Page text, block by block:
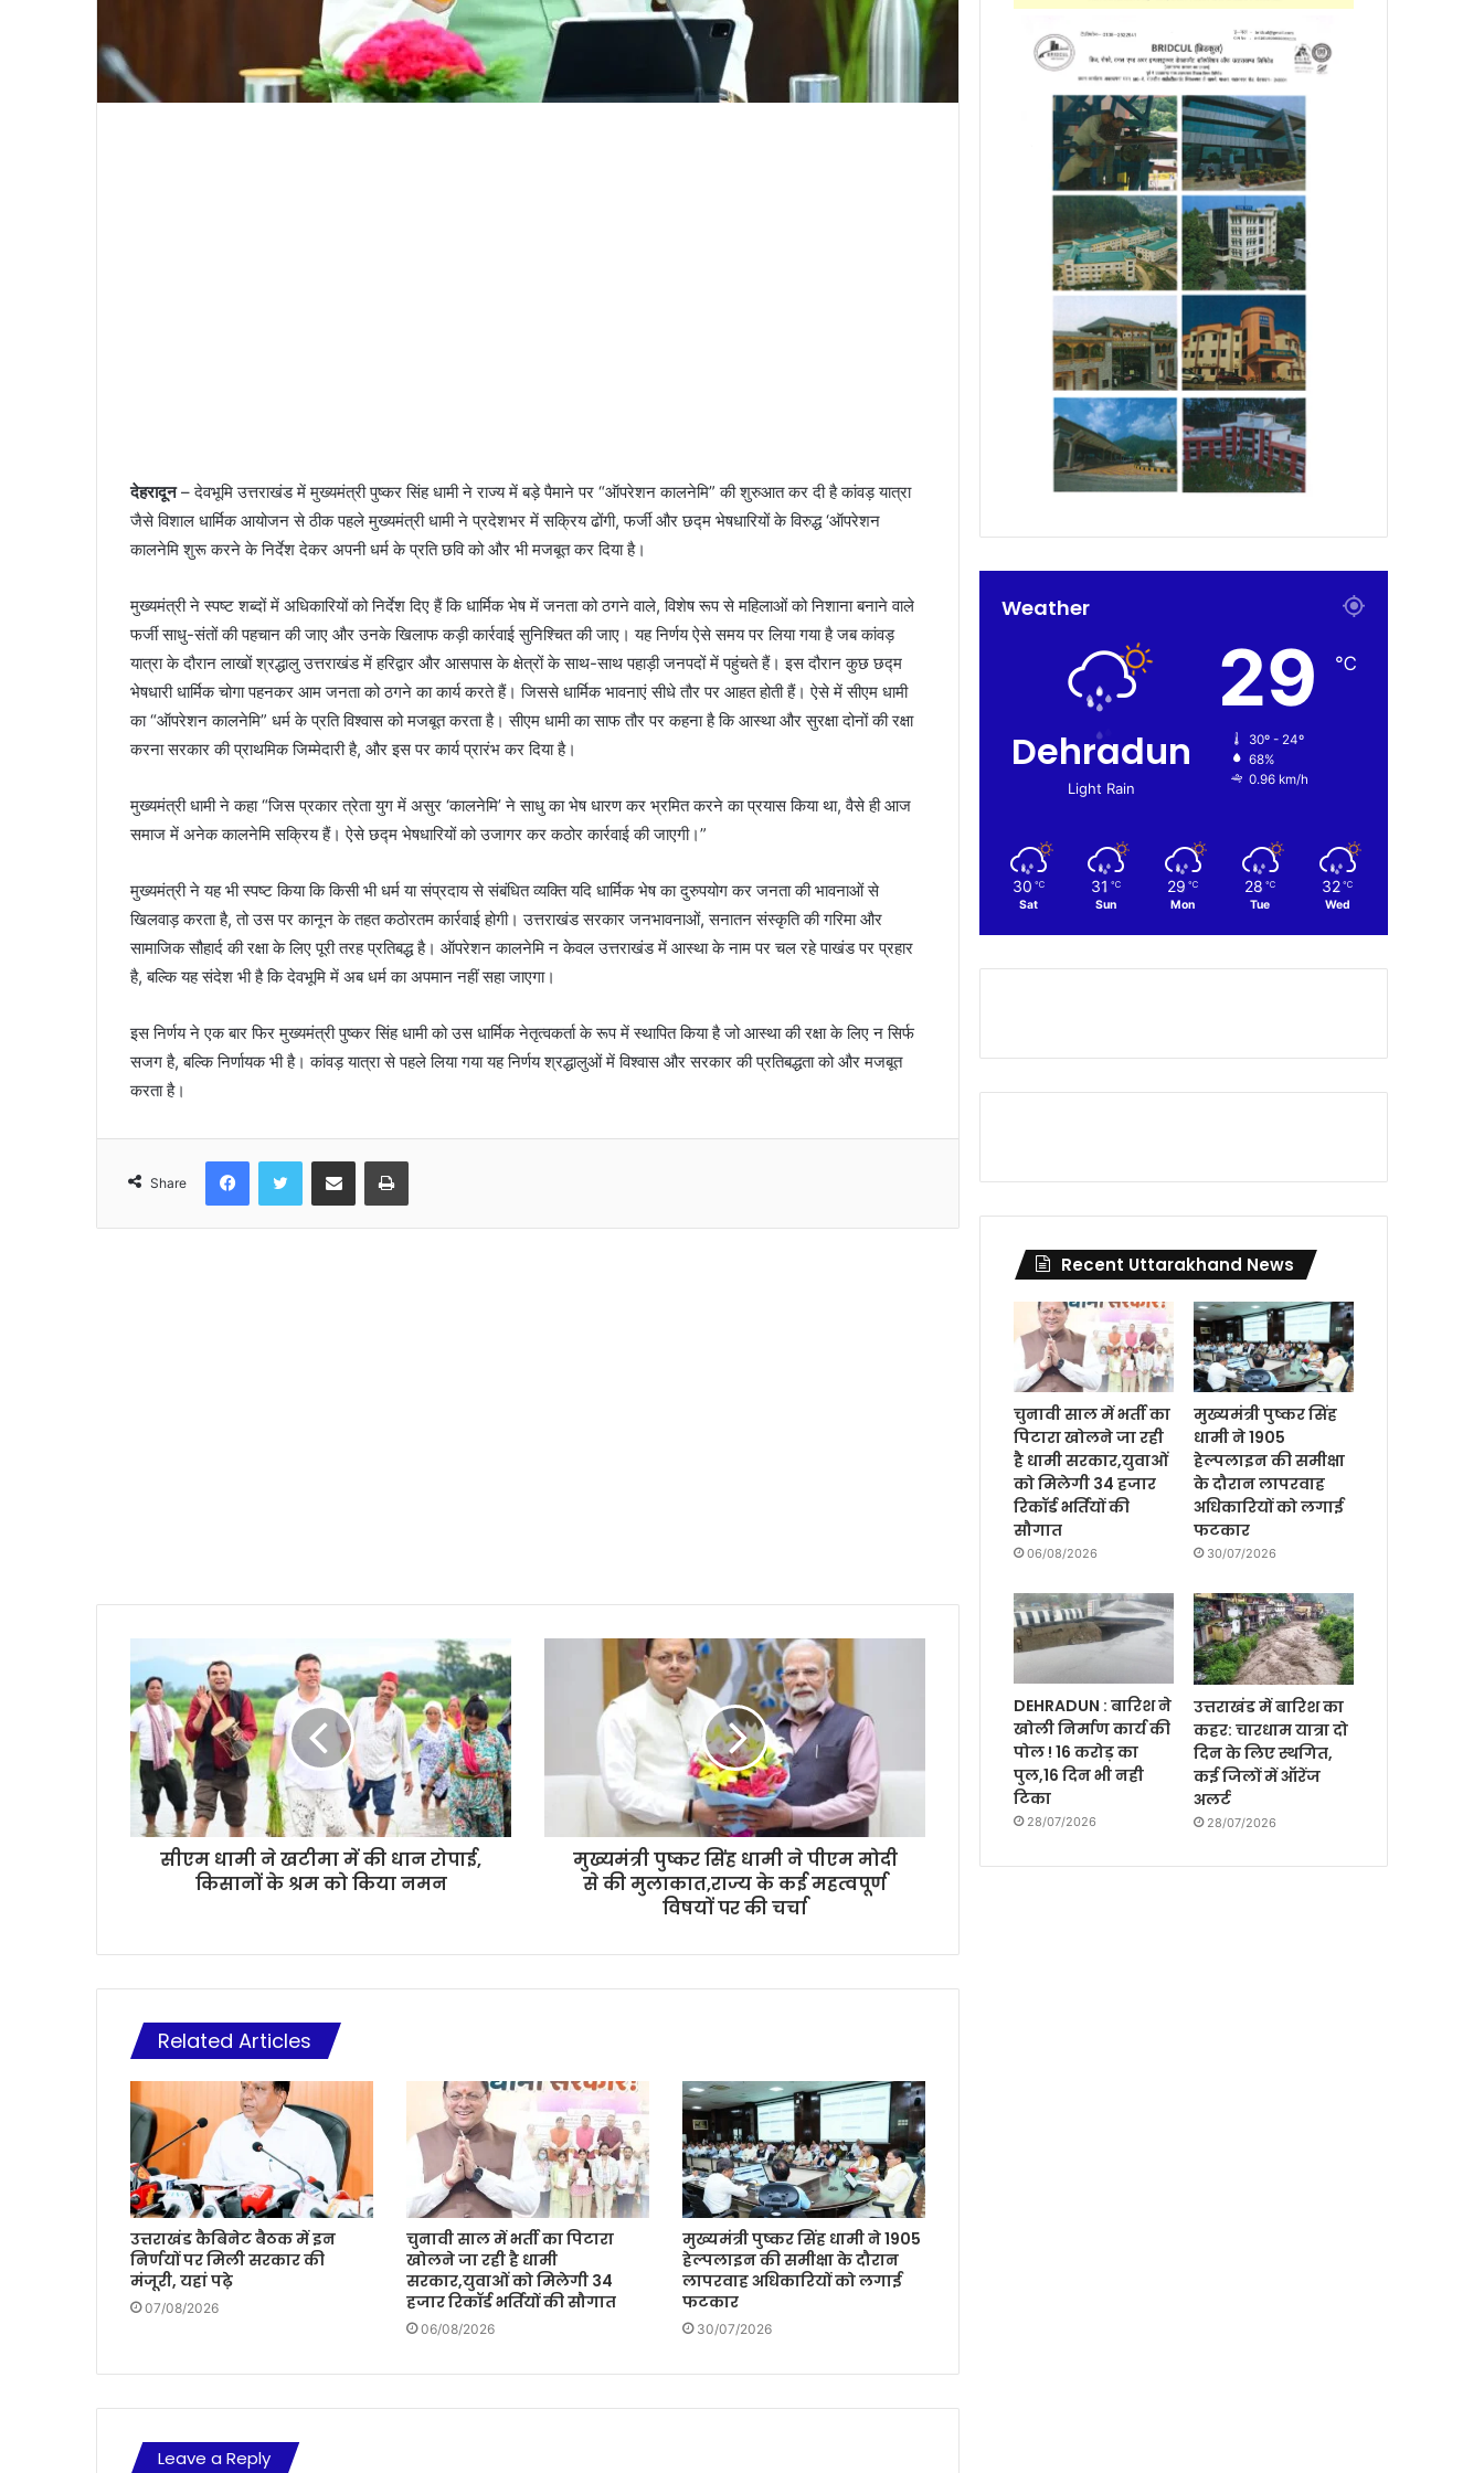
देहरादून– देवभूमि उत्तराखंड में मुख्यमंत्री पुष्कर सिंह धामी ने राज्य में बड़े पैमाने पर “ऑपरेशन कालनेमि” की शुरुआत कर दी है कांवड़ यात्रा
जैसे विशाल धार्मिक आयोजन से ठीक पहले मुख्यमंत्री धामी ने प्रदेशभर में सक्रिय ढोंगी, फर्जी और छद्म भेषधारियों के विरुद्ध ‘ऑपरेशन
कालनेमि शुरू करने के निर्देश देकर अपनी धर्म के प्रति छवि को और भी मजबूत कर दिया है।
मुख्यमंत्री ने स्पष्ट शब्दों में अधिकारियों को निर्देश दिए हैं कि धार्मिक भेष में जनता को ठगने वाले, विशेष रूप से महिलाओं को निशाना बनाने वाले
फर्जी साधु-संतों की पहचान की जाए और उनके खिलाफ कड़ी कार्रवाई सुनिश्चित की जाए। यह निर्णय ऐसे समय पर लिया गया है जब कांवड़
यात्रा के दौरान लाखों श्रद्धालु उत्तराखंड में हरिद्वार और आसपास के क्षेत्रों के साथ-साथ पहाड़ी जनपदों में पहुंचते हैं। इस दौरान कुछ छद्म
भेषधारी धार्मिक चोगा पहनकर आम जनता को ठगने का कार्य करते हैं। जिससे धार्मिक भावनाएं सीधे तौर पर आहत होती हैं। ऐसे में सीएम धामी
का “ऑपरेशन कालनेमि” धर्म के प्रति विश्वास को मजबूत करता है। सीएम धामी का साफ तौर पर कहना है कि आस्था और सुरक्षा दोनों की रक्षा
करना सरकार की प्राथमिक जिम्मेदारी है, और इस पर कार्य प्रारंभ कर दिया है।
मुख्यमंत्री धामी ने कहा “जिस प्रकार त्रेता युग में असुर ‘कालनेमि’ ने साधु का भेष धारण कर भ्रमित करने का प्रयास किया था, वैसे ही आज
समाज में अनेक कालनेमि सक्रिय हैं। ऐसे छद्म भेषधारियों को उजागर कर कठोर कार्रवाई की जाएगी।”
मुख्यमंत्री ने यह भी स्पष्ट किया कि किसी भी धर्म या संप्रदाय से संबंधित व्यक्ति यदि धार्मिक भेष का दुरुपयोग कर जनता की भावनाओं से
खिलवाड़ करता है, तो उस पर कानून के तहत कठोरतम कार्रवाई होगी। उत्तराखंड सरकार जनभावनाओं, सनातन संस्कृति की गरिमा और
सामाजिक सौहार्द की रक्षा के लिए पूरी तरह प्रतिबद्ध है। ऑपरेशन कालनेमि न केवल उत्तराखंड में आस्था के नाम पर चल रहे पाखंड पर प्रहार
है, बल्कि यह संदेश भी है कि देवभूमि में अब धर्म का अपमान नहीं सहा जाएगा।
इस निर्णय ने एक बार फिर मुख्यमंत्री पुष्कर सिंह धामी को उस धार्मिक नेतृत्वकर्ता के रूप में स्थापित किया है जो आस्था की रक्षा के लिए न सिर्फ
सजग है, बल्कि निर्णायक भी है। कांवड़ यात्रा से पहले लिया गया यह निर्णय श्रद्धालुओं में विश्वास और सरकार की प्रतिबद्धता को और मजबूत
करता है।
Share
सीएम धामी ने खटीमा में की धान रोपाई,
किसानों के श्रम को किया नमन
मुख्यमंत्री पुष्कर सिंह धामी ने पीएम मोदी
से की मुलाकात,राज्य के कई महत्वपूर्ण
विषयों पर की चर्चा
Related Articles
उत्तराखंड कैबिनेट बैठक में इन
निर्णयों पर मिली सरकार की
मंजूरी, यहां पढ़े
07/08/2026
चुनावी साल में भर्ती का पिटारा
खोलने जा रही है धामी
सरकार,युवाओं को मिलेगी 34
हजार रिकॉर्ड भर्तियों की सौगात
06/08/2026
मुख्यमंत्री पुष्कर सिंह धामी ने 1905
हेल्पलाइन की समीक्षा के दौरान
लापरवाह अधिकारियों को लगाई
फटकार
30/07/2026
Leave a Reply
Weather
Dehradun
Light Rain
29 ℃
30º - 24º
68%
0.96 km/h
30 ℃
Sat
31 ℃
Sun
29 ℃
Mon
28 ℃
Tue
32 ℃
Wed
Recent Uttarakhand News
चुनावी साल में भर्ती का
पिटारा खोलने जा रही
है धामी सरकार,युवाओं
को मिलेगी 34 हजार
रिकॉर्ड भर्तियों की
सौगात
06/08/2026
मुख्यमंत्री पुष्कर सिंह
धामी ने 1905
हेल्पलाइन की समीक्षा
के दौरान लापरवाह
अधिकारियों को लगाई
फटकार
30/07/2026
DEHRADUN : बारिश ने
खोली निर्माण कार्य की
पोल ! 16 करोड़ का
पुल,16 दिन भी नही
टिका
28/07/2026
उत्तराखंड में बारिश का
कहर: चारधाम यात्रा दो
दिन के लिए स्थगित,
कई जिलों में ऑरेंज
अलर्ट
28/07/2026